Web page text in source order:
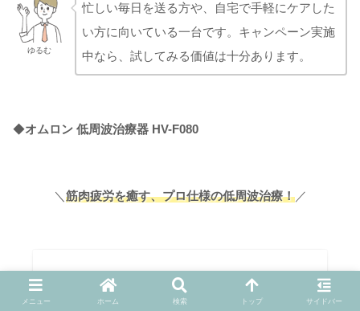
ゆるむ
忙しい毎日を送る方や、自宅で手軽にケアした
い方に向いている一台です。キャンペーン実施
中なら、試してみる価値は十分あります。
◆オムロン 低周波治療器 HV-F080
＼ 筋肉疲労を癒す、プロ仕様の低周波治療！／
メニュー ホーム 検索 トップ サイドバー